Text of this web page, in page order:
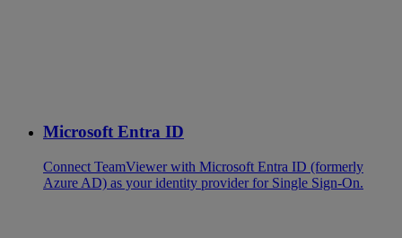
Microsoft Entra ID
Connect TeamViewer with Microsoft Entra ID (formerly
Azure AD) as your identity provider for Single Sign-On.